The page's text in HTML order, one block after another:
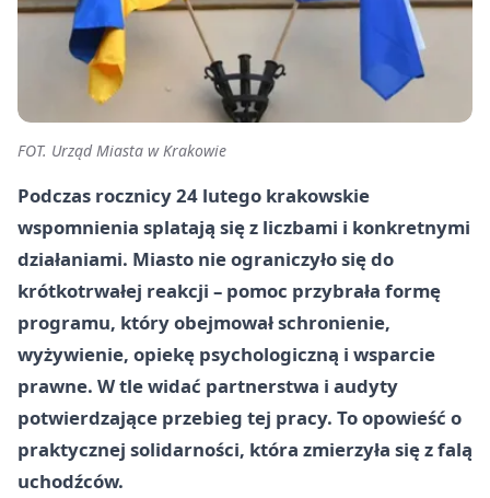
FOT. Urząd Miasta w Krakowie
Podczas rocznicy 24 lutego krakowskie
wspomnienia splatają się z liczbami i konkretnymi
działaniami. Miasto nie ograniczyło się do
krótkotrwałej reakcji – pomoc przybrała formę
programu, który obejmował schronienie,
wyżywienie, opiekę psychologiczną i wsparcie
prawne. W tle widać partnerstwa i audyty
potwierdzające przebieg tej pracy. To opowieść o
praktycznej solidarności, która zmierzyła się z falą
uchodźców.